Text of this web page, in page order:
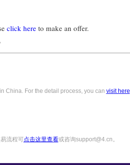
click hereto make an offer.
China. For the detail process, you can visit here
流程可点击这里查看或咨询support@4.cn。